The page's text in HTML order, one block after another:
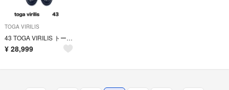
TOGA VIRILIS
43 TOGA VIRILIS トーガ ビリリース ブーツ ブラック レザー
¥ 28,999